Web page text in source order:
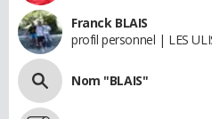
Franck BLAIS
profil personnel | LES
Nom "BLAIS"